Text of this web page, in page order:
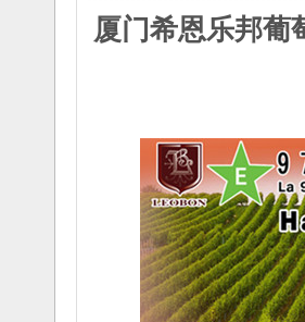
第八届中国东北三省
La 5-a Junurala
Seminario
2013/4/11
关于7a EKNI期间举
办青年世界
语..2013/4/9
La 7a Esperanto-
Kongreso
d..2013/3/13
La Nord-Amerika
第十届三省一区
第七届哈尔滨青年世
界语研讨会 2015/4/5
第八届中国东北三省
一区世界
语..2014/6/16
La 6-a Junula
Seminario
d..2014/2/25
La 5-a Junurala
厦门希恩乐邦葡